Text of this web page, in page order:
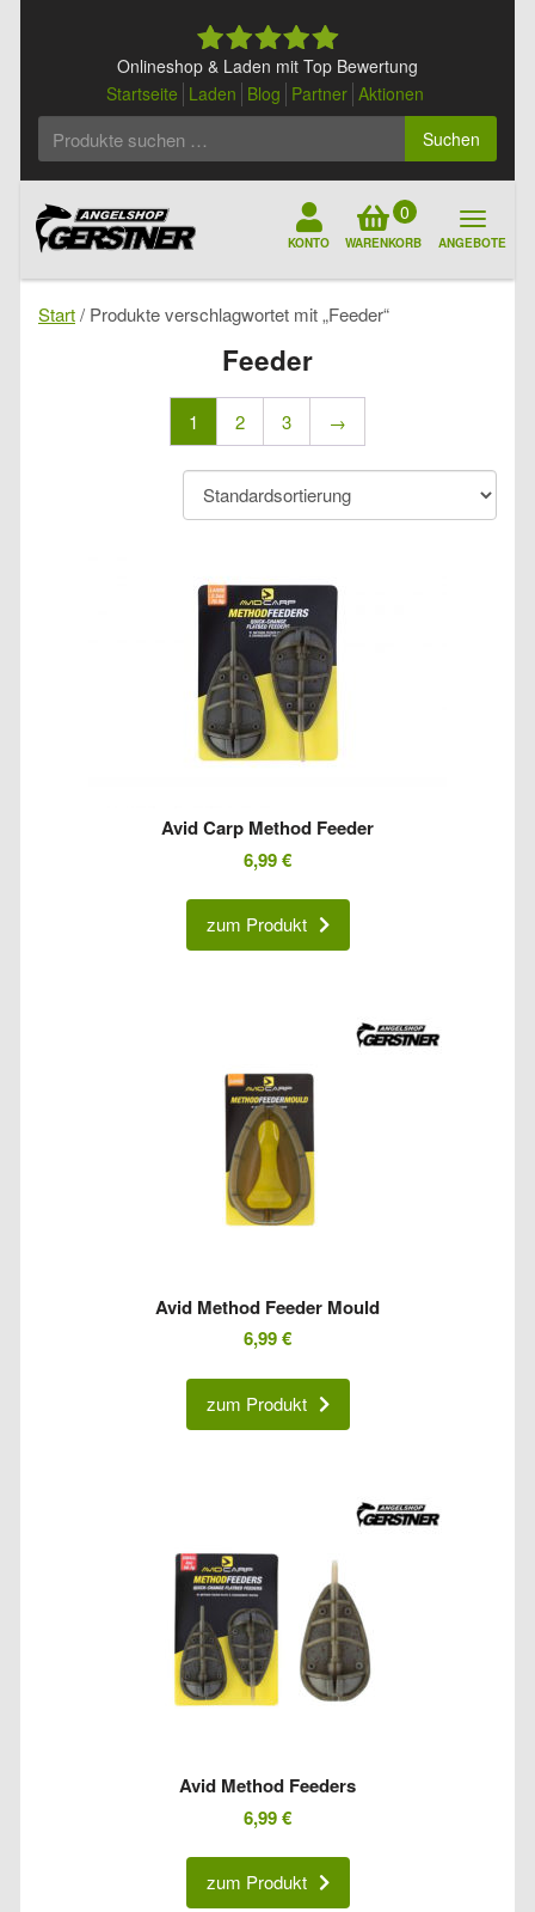
Onlineshop & Laden mit Top Bewertung
Startseite Laden Blog Partner Aktionen
Suchen
KONTO
0
WARENKORB ANGEBOTE
Start/ Produkte verschlagwortet mit „Feeder“
Feeder
1 2 3 →
Avid Carp Method Feeder
6,99€
zum Produkt
Avid Method Feeder Mould
6,99€
zum Produkt
Avid Method Feeders
6,99€
zum Produkt